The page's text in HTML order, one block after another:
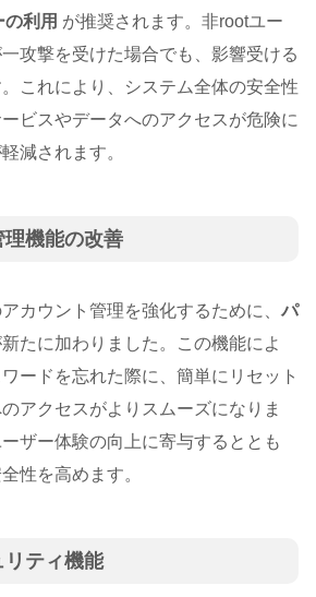
利用 が推奨されます。非rootユー
攻撃を受けた場合でも、影響受ける
これにより、システム全体の安全性
ビスやデータへのアクセスが危険に
減されます。
機能の改善
カウント管理を強化するために、 パ
たに加わりました。この機能によ
ードを忘れた際に、簡単にリセット
アクセスがよりスムーズになりま
ザー体験の向上に寄与するととも
性を高めます。
リティ機能